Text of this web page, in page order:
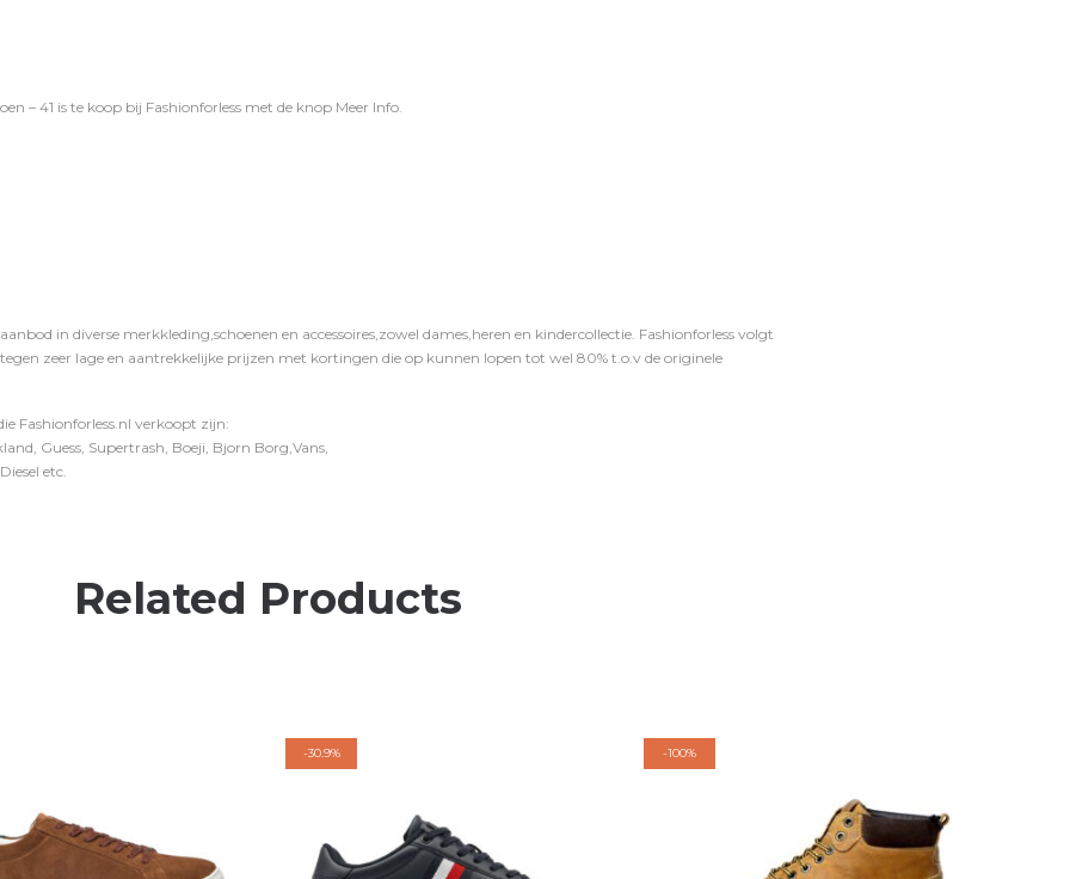
– 41 is te koop bij Fashionforless met de knop Meer Info.
in diverse merkkleding,schoenen en accessoires,zowel dames,heren en kindercollectie. Fashionforless volgt
zeer lage en aantrekkelijke prijzen met kortingen die op kunnen lopen tot wel 80% t.o.v de originele
Fashionforless.nl verkoopt zijn:
Guess, Supertrash, Boeji, Bjorn Borg,Vans,
etc.
Related Products
-30.9% -100%